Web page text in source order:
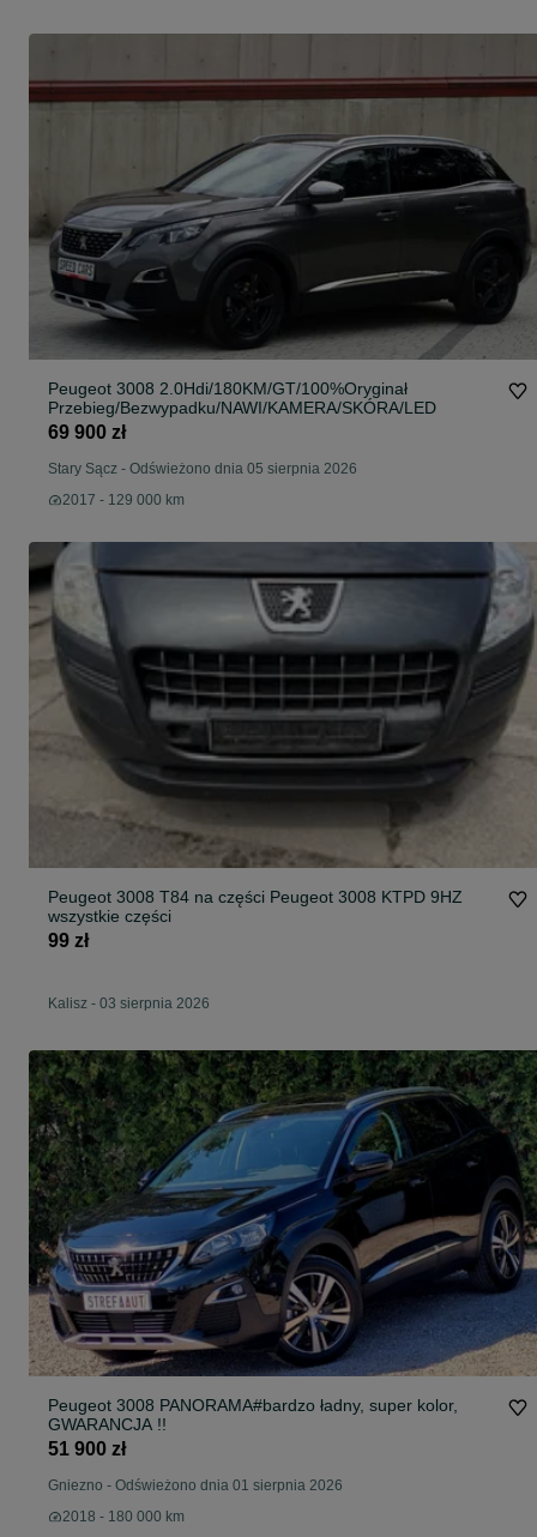
Peugeot 3008 2.0Hdi/180KM/GT/100%Oryginał
Przebieg/Bezwypadku/NAWI/KAMERA/SKÓRA/LED
69 900 zł
Stary Sącz - Odświeżono dnia 05 sierpnia 2026
2017 - 129 000 km
Peugeot 3008 T84 na części Peugeot 3008 KTPD 9HZ
wszystkie części
99 zł
Kalisz - 03 sierpnia 2026
Peugeot 3008 PANORAMA#bardzo ładny, super kolor,
GWARANCJA !!
51 900 zł
Gniezno - Odświeżono dnia 01 sierpnia 2026
2018 - 180 000 km